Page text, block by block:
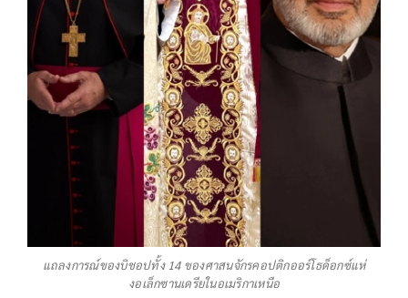
แถลงการณ์ของบิชอปทั้ง 14 ของศาสนจักรคอปติกออร์โธด็อกซ์แห่
งอเล็กซานเดรียในอเมริกาเหนือ